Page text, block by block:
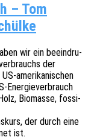
– Tom
wir ein beein­dru­
der
ameri­ka­ni­schen
Ener­gie­ver­brauch
Biomas­se, fossi­
der durch eine
ist.